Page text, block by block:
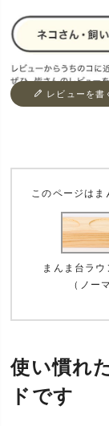
レビューを書
このページはま
まんま台ラウ
（ノー
使い慣れ
ドです